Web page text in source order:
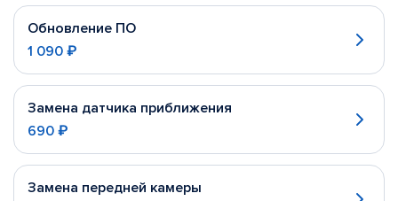
Обновление ПО
1 090 ₽
Замена датчика приближения
690 ₽
Замена передней камеры